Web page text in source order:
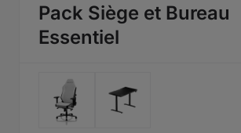
Pack Siège et Bureau
Essentiel